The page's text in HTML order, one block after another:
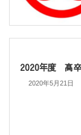
2020年度 高
2020年5月21日